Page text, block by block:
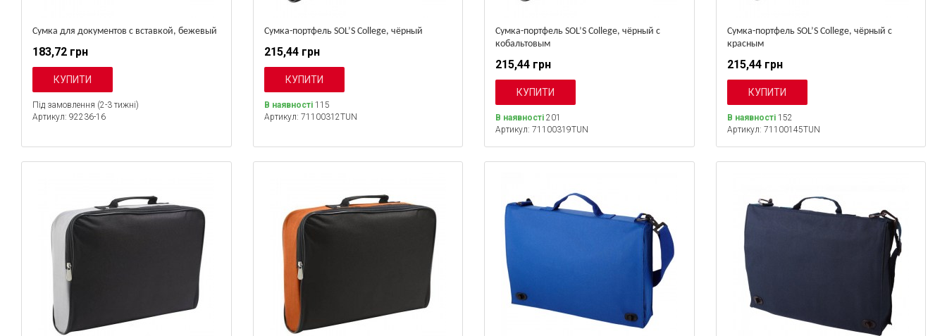
Сумка для документов с вставкой, бежевый
183,72 грн
Під замовлення (2-3 тижні)
Артикул: 92236-16
Сумка-портфель SOL’S College, чёрный
215,44 грн
В наявності115
Артикул: 71100312TUN
Сумка-портфель SOL’S College, чёрный с
кобальтовым
215,44 грн
В наявності 201
Артикул: 71100319TUN
Сумка-портфель SOL’S College, чёрный с
красным
215,44 грн
В наявності152
Артикул: 71100145TUN